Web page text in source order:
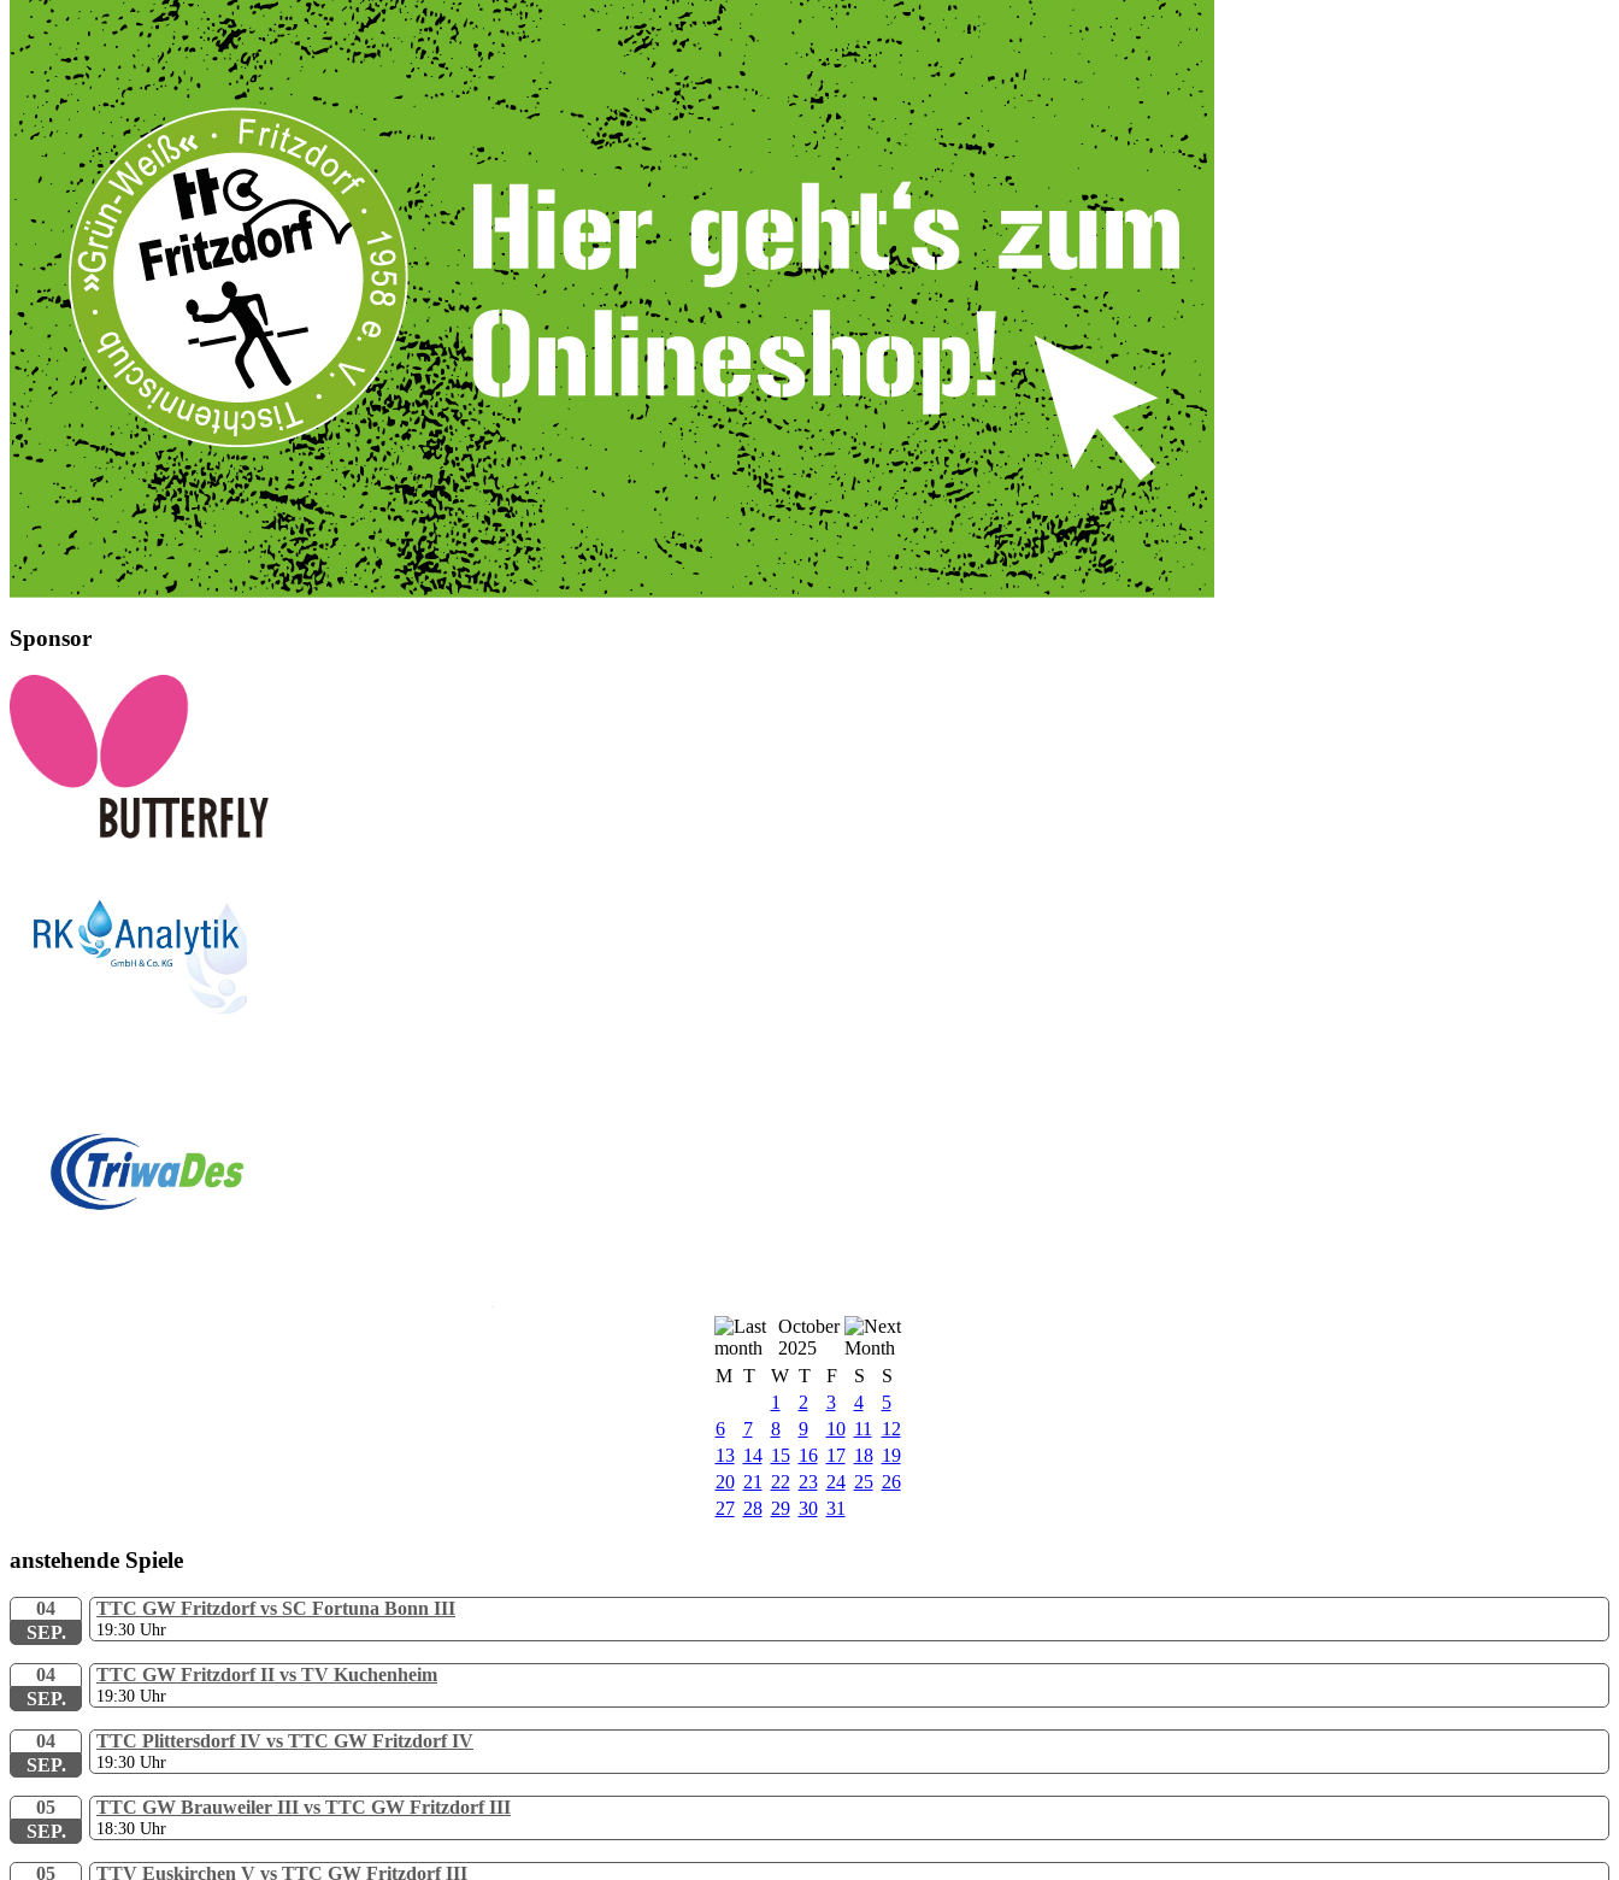
Sponsor
October
2025
M T W T F S
S
1
2 3 4
5
6
7 8 9 10 11
12
13 14 15 16 17 18 19
20 21 22 23 24 25 26
27 28 29 30 31
anstehende Spiele
04
SEP.
TTC GW Fritzdorf vs SC Fortuna Bonn III
19:30 Uhr
04
SEP.
TTC GW Fritzdorf II vs TV Kuchenheim
19:30 Uhr
04
SEP.
TTC Plittersdorf IV vs TTC GW Fritzdorf IV
19:30 Uhr
05
SEP.
TTC GW Brauweiler III vs TTC GW Fritzdorf III
18:30 Uhr
05 TTV Euskirchen V vs TTC GW Fritzdorf III